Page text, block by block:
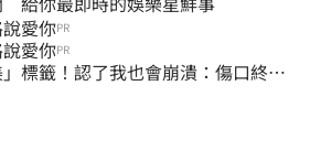
愛你PR
愛你PR
標籤！認了我也會崩潰：傷口終究